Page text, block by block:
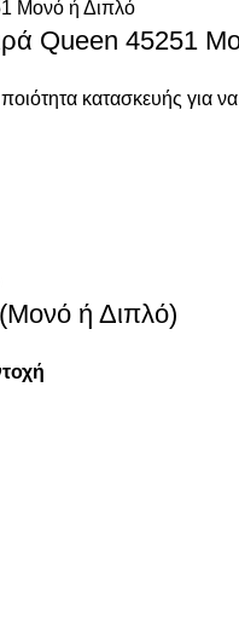
Queen 45251
κατασκευής για
ή Διπλό)